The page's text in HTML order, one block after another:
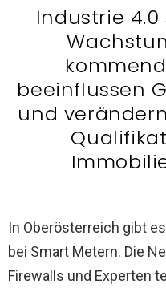
Industrie
beeinflussen
und
In Oberösterreich gibt
bei Smart Metern. Die
Firewalls und Experten